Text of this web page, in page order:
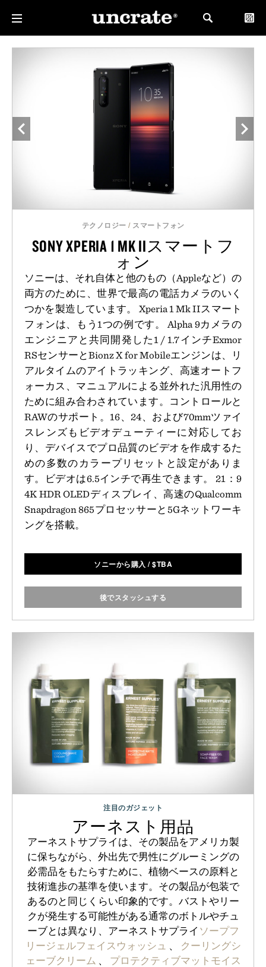
テクノロジー / スマートフォン
SONY XPERIA 1 MK IIスマートフ
ォン
ソニーは、それ自体と他のもの（Appleなど）の
両方のために、世界で最高の電話カメラのいく
つかを製造しています。 Xperia 1 Mk IIスマート
フォンは、もう1つの例です。 Alpha 9カメラの
エンジニアと共同開発した1 / 1.7インチExmor
RSセンサーとBionz X for Mobileエンジンは、リ
アルタイムのアイトラッキング、高速オートフ
ォーカス、マニュアルによる並外れた汎用性の
ために組み合わされています。コントロールと
RAWのサポート。16、24、および70mmツァイ
スレンズもビデオデューティーに対応してお
り、デバイスでプロ品質のビデオを作成するた
めの多数のカラープリセットと設定がありま
す。ビデオは6.5インチで再生できます。 21：9
4K HDR OLEDディスプレイ、高速のQualcomm
Snapdragon 865プロセッサーと5Gネットワーキ
ングを搭載。
ソニーから購入 /$TBA
後でスタッシュする
注目のガジェット
アーネスト用品
アーネストサプライは、その製品をアメリカ製
に保ちながら、外出先で男性にグルーミングの
必需品をもたらすために、植物ベースの原料と
技術進歩の基準を使います。その製品が包装で
あるのと同じくらい印象的です。バストやリー
クが発生する可能性がある通常のボトルやチュ
ーブとは異なり、アーネストサプライ ソープフ
リージェルフェイスウォッシュ 、
クーリングシ
ェーブクリーム 、 プロテクティブマットモイス